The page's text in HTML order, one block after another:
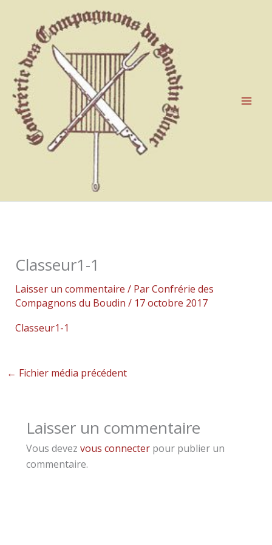
contenu
Classeur1-1
Laisser un commentaire / ParConfrérie des
Compagnons du Boudin / 17 octobre 2017
Classeur1-1
← Fichier média précédent
Laisser un commentaire
Vous devez vous connecterpour publier un
commentaire.